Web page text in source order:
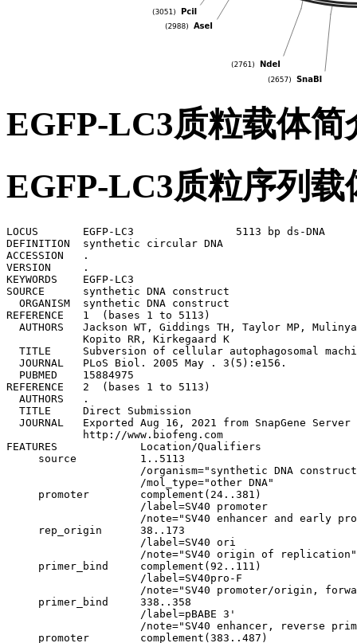
EGFP-LC3质粒载体简
EGFP-LC3质粒序列载
LOCUS       EGFP-LC3                5113 bp ds-DNA
DEFINITION  synthetic circular DNA
ACCESSION   .
VERSION     .
KEYWORDS    EGFP-LC3
SOURCE      synthetic DNA construct
  ORGANISM  synthetic DNA construct
REFERENCE   1  (bases 1 to 5113)
AUTHORS   Jackson WT, Giddings TH, Taylor MP,
            Kopito RR, Kirkegaard K
TITLE     Subversion of cellular autophagosomal
  JOURNAL   PLoS Biol. 2005 May . 3(5):e156.
  PUBMED    15884975
REFERENCE   2  (bases 1 to 5113)
  AUTHORS   .
  TITLE     Direct Submission
JOURNAL   Exported Aug 16, 2021 from SnapGene Server
            http://www.biofeng.com
FEATURES             Location/Qualifiers
     source          1..5113
/organism="synthetic DNA
                     /mol_type="other DNA"
     promoter        complement(24..381)
                     /label=SV40 promoter
/note="SV40 enhancer and early
     rep_origin      38..173
                     /label=SV40 ori
                     /note="SV40 origin of replication"
     primer_bind     complement(92..111)
                     /label=SV40pro-F
/note="SV40 promoter/origin,
     primer_bind     338..358
                     /label=pBABE 3'
/note="SV40 enhancer, reverse
     promoter        complement(383..487)